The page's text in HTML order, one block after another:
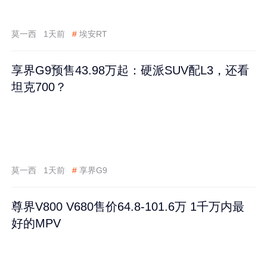
莫一西 1天前 # 埃安RT
享界G9预售43.98万起：硬派SUV配L3，还看
坦克700？
莫一西 1天前 # 享界G9
尊界V800 V680售价64.8-101.6万 1千万内最
好的MPV